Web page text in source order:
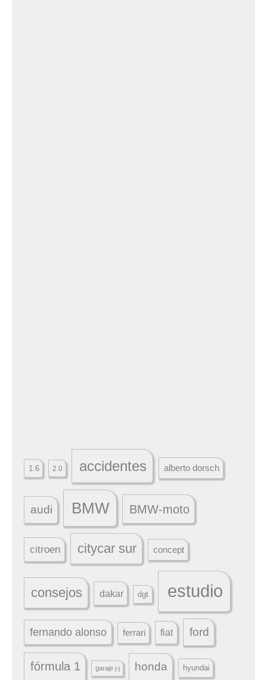
1.6 2.0 accidentes alberto dorsch
audi BMW BMW-moto
citroen citycar sur concept
consejos dakar dgt estudio
fernando alonso ferrari fiat ford
fórmula 1 garaje j-j honda hyundai